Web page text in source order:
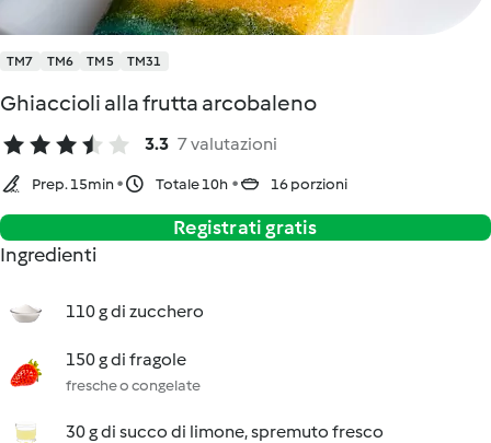
TM7 TM6 TM5 TM31
Ghiaccioli alla frutta arcobaleno
3.3 7 valutazioni
Prep. 15min Totale 10h 16 porzioni
Registrati gratis
Ingredienti
110 g di zucchero
150 g di fragole
fresche o congelate
30 g di succo di limone, spremuto fresco